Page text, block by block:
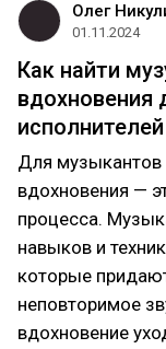
Олег
01.11.2024
Как найти
вдохновения
исполнителей
Для музыкантов
вдохновения —
процесса.
навыков и
которые
неповторимое
вдохновение